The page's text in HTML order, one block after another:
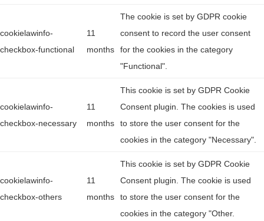
cookielawinfo-
checkbox-functional
11
months
The cookie is set by GDPR cookie
consent to record the user consent
for the cookies in the category
"Functional".
cookielawinfo-
checkbox-necessary
11
months
This cookie is set by GDPR Cookie
Consent plugin. The cookies is used
to store the user consent for the
cookies in the category "Necessary".
cookielawinfo-
checkbox-others
11
months
This cookie is set by GDPR Cookie
Consent plugin. The cookie is used
to store the user consent for the
cookies in the category "Other.